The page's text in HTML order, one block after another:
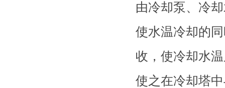
由冷却泵、冷
使水温冷却的
收，使冷却水
使之在冷却塔